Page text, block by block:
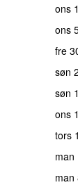
ons
ons
fre
søn
søn
ons
tors
man
man